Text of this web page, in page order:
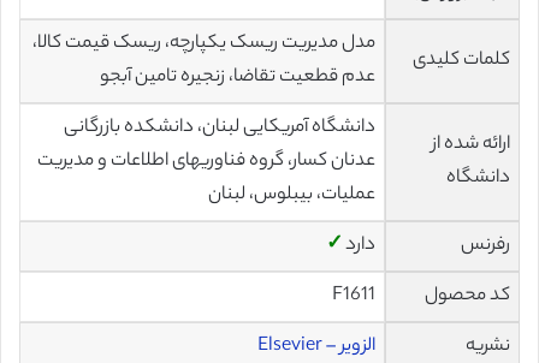
کلمات کلیدی
مدل مدیریت ریسک یکپارچه، ریسک قیمت کالا،
عدم قطعیت تقاضا، زنجیره تامین آبجو
ارائه شده از
دانشگاه
دانشگاه آمریکایی لبنان، دانشکده بازرگانی
عدنان کسار، گروه فناوریهای اطلاعات و مدیریت
عملیات، بیبلوس، لبنان
رفرنس
دارد✓
کد محصول
F1611
نشریه
الزویر – Elsevier